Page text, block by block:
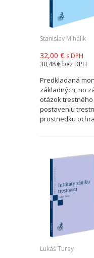
Stanislav Mihálik
32,00 € s DPH
30,48 € bez DPH
Predkladaná
základných, no
otázok
postaveniu
prostriedku
Lukáš Turay